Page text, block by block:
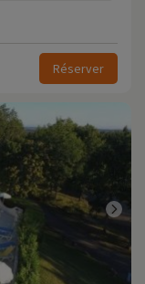
Réserver